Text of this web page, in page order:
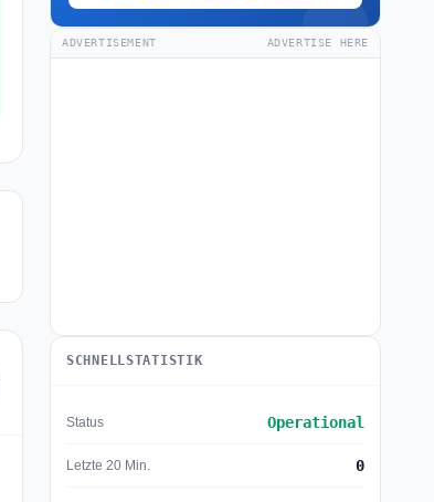
ADVERTISEMENT ADVERTISE HERE
SCHNELLSTATISTIK
Status Operational
Letzte 20 Min. 0